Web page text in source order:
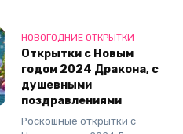
НОВОГОДНИЕ ОТКРЫТКИ
Открытки с Новым
годом 2024 Дракона, с
душевными
поздравлениями
Роскошные открытки с